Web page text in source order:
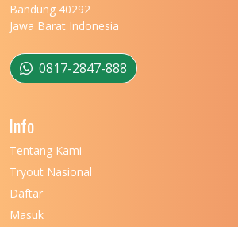
UNIVERSITAS MATARAM
UNIVERSITAS MULAWARMAN
UNIVERSITAS MUSAMUS
UNIVERSITAS NEGERI KHAIRUN
Bandung 40292
Jawa Barat Indonesia
0817-2847-888
Info
Tentang Kami
Tryout Nasional
Daftar
Masuk